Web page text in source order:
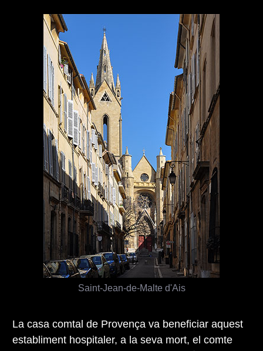
Saint-Jean-de-Malte d'Ais
La casa comtal de Provença va beneficiar aquest
establiment hospitaler, a la seva mort, el comte